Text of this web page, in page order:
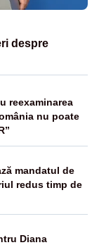
despre
reexaminarea
nu poate
mandatul de
redus timp de
Diana